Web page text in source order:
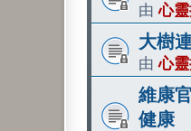
由心
大樹
由心
維康
健康